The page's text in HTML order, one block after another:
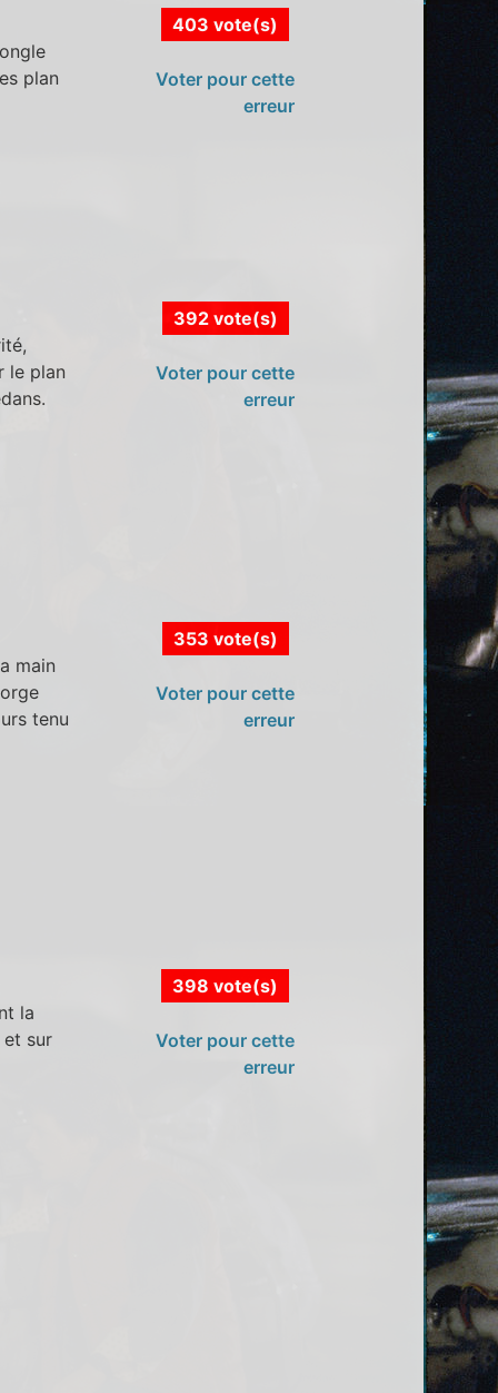
plan
403 vote(s)
Voter pour cette
erreur
le plan
392 vote(s)
Voter pour cette
erreur
main
tenu
353 vote(s)
Voter pour cette
erreur
la
et sur
398 vote(s)
Voter pour cette
erreur